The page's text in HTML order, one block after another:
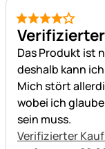
4 von 5
Das Produkt ist
deshalb kann
Mich stört
wobei ich
sein muss.
Verifizierter Kauf